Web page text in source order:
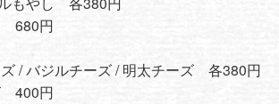
680円
ズ / バジルチーズ / 明太チーズ 各380円
400円